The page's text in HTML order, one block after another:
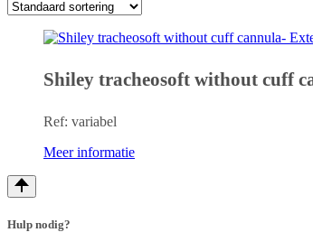
Shiley tracheosoft without cuff
Ref: variabel
Meer informatie
Hulp nodig?